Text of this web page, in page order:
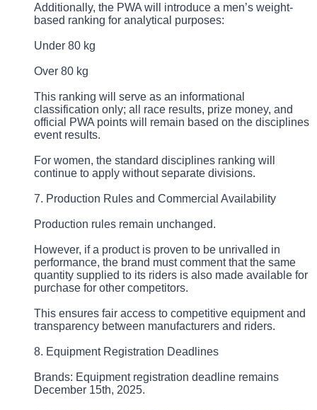
Additionally, the PWA will introduce a men’s weight-
based ranking for analytical purposes:
Under 80 kg
Over 80 kg
This ranking will serve as an informational
classification only; all race results, prize money, and
official PWA points will remain based on the disciplines
event results.
For women, the standard disciplines ranking will
continue to apply without separate divisions.
7. Production Rules and Commercial Availability
Production rules remain unchanged.
However, if a product is proven to be unrivalled in
performance, the brand must comment that the same
quantity supplied to its riders is also made available for
purchase for other competitors.
This ensures fair access to competitive equipment and
transparency between manufacturers and riders.
8. Equipment Registration Deadlines
Brands: Equipment registration deadline remains
December 15th, 2025.